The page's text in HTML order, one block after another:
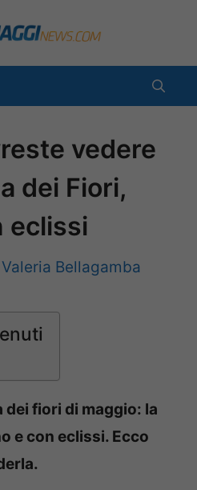
vedere
dei Fiori,
eclissi
Valeria Bellagamba
fiori di maggio: la
e con eclissi. Ecco